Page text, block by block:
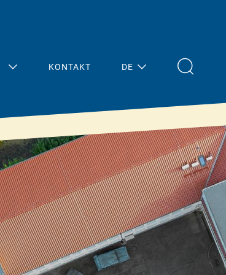
KONTAKT DE
Mein
Bereich
Architektur/Planun
g
Fachhandel
Handwerk
Aktuelles
Übersicht
Presse
Termine